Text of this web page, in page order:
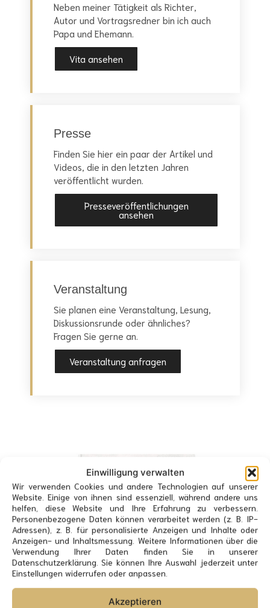
Einwilligung verwalten
Wir verwenden Cookies und andere Technologien auf unserer
Website. Einige von ihnen sind essenziell, während andere uns
helfen, diese Website und Ihre Erfahrung zu verbessern.
Personenbezogene Daten können verarbeitet werden (z. B. IP-
Adressen), z. B. für personalisierte Anzeigen und Inhalte oder
Anzeigen- und Inhaltsmessung. Weitere Informationen über die
Verwendung Ihrer Daten finden Sie in unserer
Datenschutzerklärung. Sie können Ihre Auswahl jederzeit unter
Einstellungen widerrufen oder anpassen.
Akzeptieren
Neben meiner Tätigkeit als Richter,
Autor und Vortragsredner bin ich auch
Papa und Ehemann.
Vita ansehen
Presse
Finden Sie hier ein paar der Artikel und
Videos, die in den letzten Jahren
veröffentlicht wurden.
Presseveröffentlichungen
ansehen
Veranstaltung
Sie planen eine Veranstaltung, Lesung,
Diskussionsrunde oder ähnliches?
Fragen Sie gerne an.
Veranstaltung anfragen